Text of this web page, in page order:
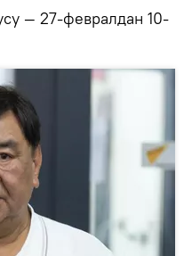
— 27-февралдан 10-